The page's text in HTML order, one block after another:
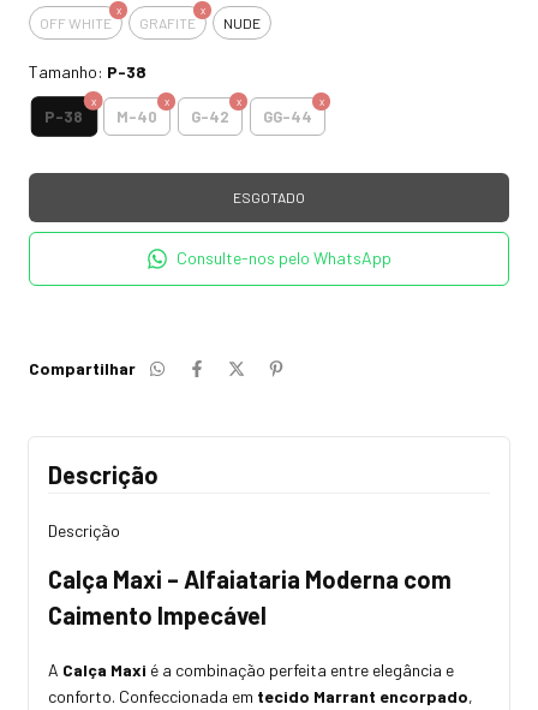
OFF WHITE GRAFITE NUDE
Tamanho: P-38
P-38 M-40 G-42 GG-44
Consulte-nos pelo WhatsApp
Compartilhar
Descrição
Descrição
Calça Maxi – Alfaiataria Moderna com
Caimento Impecável
A Calça Maxi é a combinação perfeita entre elegância e
conforto. Confeccionada em tecido Marrant encorpado,